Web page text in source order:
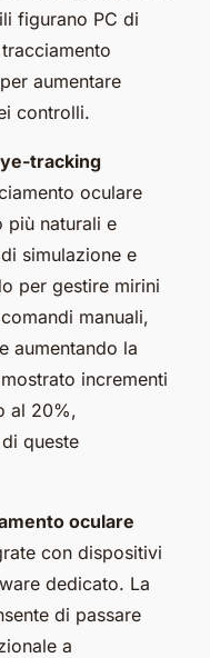
figurano PC di
aumentare
controlli.
tracking
oculare
più naturali e
simulazione e
per gestire mirini
manuali,
aumentando la
incrementi
al 20%,
queste
oculare
con dispositivi
dedicato. La
di passare
a